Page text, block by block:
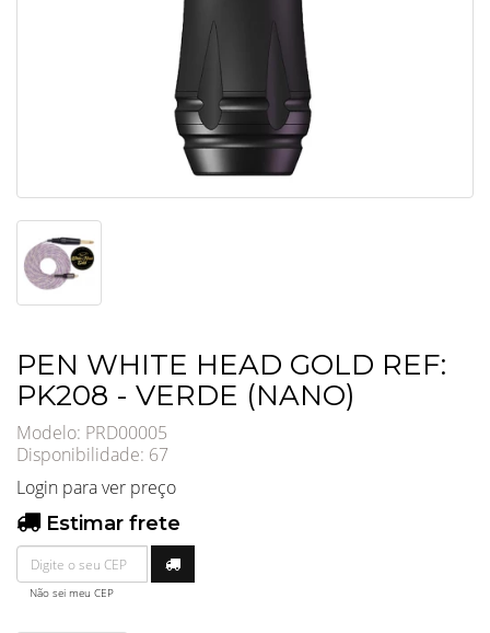
PEN WHITE HEAD GOLD REF:
PK208 - VERDE (NANO)
Modelo: PRD00005
Disponibilidade: 67
Login para ver preço
Estimar frete
Não sei meu CEP